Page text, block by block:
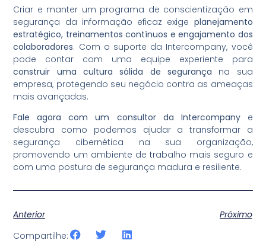
Criar e manter um programa de conscientização em
segurança da informação eficaz exige planejamento
estratégico, treinamentos contínuos e engajamento dos
colaboradores. Com o suporte da Intercompany, você
pode contar com uma equipe experiente para
construir uma cultura sólida de segurança na sua
empresa, protegendo seu negócio contra as ameaças
mais avançadas.
Fale agora com um consultor da Intercompanye
descubra como podemos ajudar a transformar a
segurança cibernética na sua organização,
promovendo um ambiente de trabalho mais seguro e
com uma postura de segurança madura e resiliente.
Anterior
Próximo
Compartilhe: